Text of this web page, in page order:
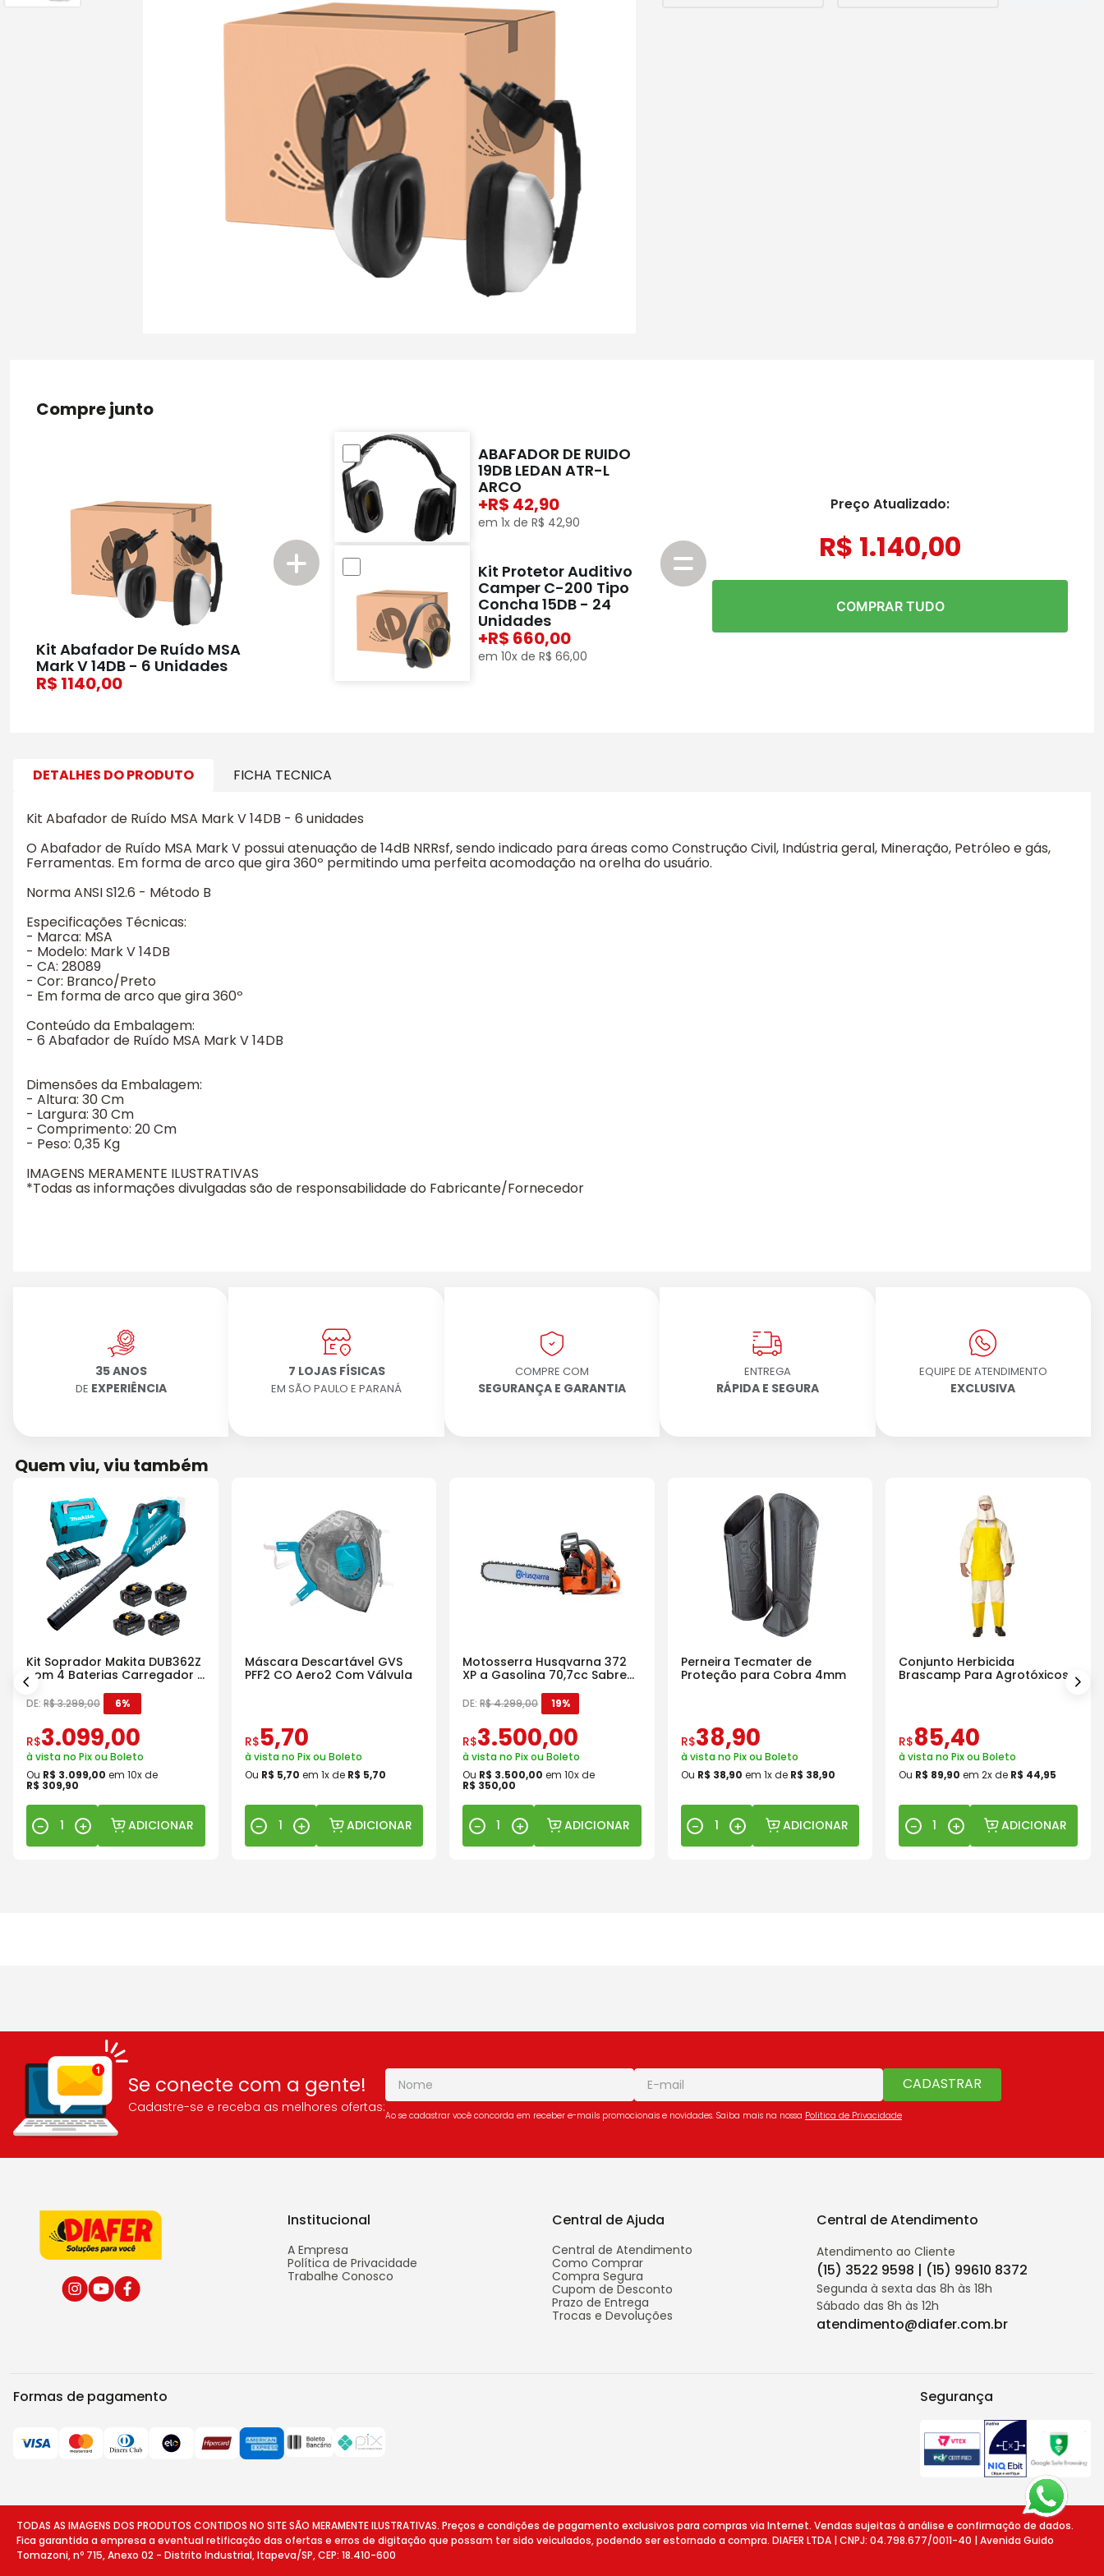
Compre junto
Kit Abafador De Ruído MSA
Mark V 14DB - 6 Unidades
1140,00
ABAFADOR DE RUIDO
19DB LEDAN ATR-L
ARCO
+ 42,90
em1x deR$ 42,90
Kit Protetor Auditivo
Camper C-200 Tipo
Concha 15DB - 24
Unidades
+ 660,00
em10x deR$ 66,00
Preço Atualizado:
R$ 1.140,00
COMPRAR TUDO
DETALHES DO PRODUTO FICHA TECNICA
Kit Abafador de Ruído MSA Mark V 14DB - 6 unidades
O Abafador de Ruído MSA Mark V possui atenuação de 14dB NRRsf, sendo indicado para áreas como Construção Civil, Indústria geral, Mineração, Petróleo e gás,
Ferramentas. Em forma de arco que gira 360º permitindo uma perfeita acomodação na orelha do usuário.
Norma ANSI S12.6 - Método B
Especificações Técnicas:
- Marca: MSA
- Modelo: Mark V 14DB
- CA: 28089
- Cor: Branco/Preto
- Em forma de arco que gira 360º
Conteúdo da Embalagem:
- 6 Abafador de Ruído MSA Mark V 14DB
Dimensões da Embalagem:
- Altura: 30 Cm
- Largura: 30 Cm
- Comprimento: 20 Cm
- Peso: 0,35 Kg
IMAGENS MERAMENTE ILUSTRATIVAS
*Todas as informações divulgadas são de responsabilidade do Fabricante/Fornecedor
35 ANOS
DE EXPERIÊNCIA
7 LOJAS FÍSICAS
EM SÃO PAULO E PARANÁ
COMPRE COM
SEGURANÇA E GARANTIA
ENTREGA
RÁPIDA E SEGURA
EQUIPE DE ATENDIMENTO
EXCLUSIVA
Quem viu, viu também
Kit Soprador Makita DUB362Z
com 4 Baterias Carregador e
Maleta
DE: R$3.299,00 6%
R$3.099,00
à vista no Pix ou Boleto
Ou R$ 3.099,00 em 10x de
R$ 309,90
＋
－ ADICIONAR
Máscara Descartável GVS
PFF2 CO Aero2 Com Válvula
R$5,70
à vista no Pix ou Boleto
Ou R$ 5,70 em 1x de R$ 5,70
＋
－ ADICIONAR
Motosserra Husqvarna 372
XP a Gasolina 70,7cc Sabre
DE:R$4.299,00 19%
R$3.500,00
à vista no Pix ou Boleto
Ou R$ 3.500,00 em10x de
R$ 350,00
＋
－ ADICIONAR
Perneira Tecmater de
Proteção para Cobra 4mm
R$38,90
à vista no Pix ou Boleto
Ou R$ 38,90 em 1x de R$ 38,90
＋
－ ADICIONAR
Conjunto Herbicida
Brascamp Para Agrotóxicos
30 Lavagens
R$85,40
à vista no Pix ou Boleto
Ou R$ 89,90 em2x de R$ 44,95
＋
－ ADICIONAR
Se conecte com a gente!
Cadastre-se e receba as melhores ofertas:
CADASTRAR
Ao se cadastrar você concorda em receber e-mails promocionais e novidades. Saiba mais na nossa Politica de Privacidade
Institucional
A Empresa
Política de Privacidade
Trabalhe Conosco
Central de Ajuda
Central de Atendimento
Como Comprar
Compra Segura
Cupom de Desconto
Prazo de Entrega
Trocas e Devoluções
Central de Atendimento
Atendimento ao Cliente
(15) 3522 9598 | (15) 99610 8372
Segunda à sexta das 8h às 18h
Sábado das 8h às 12h
atendimento@diafer.com.br
Formas de pagamento Segurança
TODAS AS IMAGENS DOS PRODUTOS CONTIDOS NO SITE SÃO MERAMENTE ILUSTRATIVAS. Preços e condições de pagamento exclusivos para compras via Internet. Vendas sujeitas à análise e confirmação de dados.
Fica garantida a empresa a eventual retificação das ofertas e erros de digitação que possam ter sido veiculados, podendo ser estornado a compra. DIAFER LTDA | CNPJ: 04.798.677/0011-40 | Avenida Guido
Tomazoni, nº 715, Anexo 02 - Distrito Industrial, Itapeva/SP, CEP: 18.410-600